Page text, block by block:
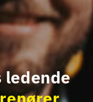
ledende